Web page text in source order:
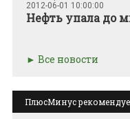
2012-06-01 10:00:00
Нефть упала до
Все новости
ПлюсМинус